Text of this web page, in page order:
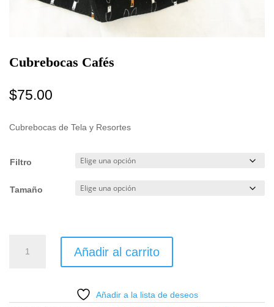
Cubrebocas Cafés
$75.00
Cubrebocas de Tela y Resortes
Filtro
Tamaño
Cafés
Añadir al carrito
Añadir a la lista de deseos